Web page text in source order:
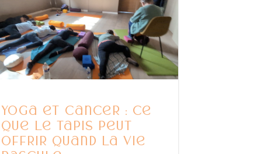
Yoga et cancer : ce
que le tapis peut
offrir quand la vie